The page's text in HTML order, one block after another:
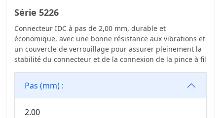
Série 5226
Connecteur IDC à pas de 2,00 mm, durable et
économique, avec une bonne résistance aux vibrations et
un couvercle de verrouillage pour assurer pleinement la
stabilité du connecteur et de la connexion de la pince à fil
Pas (mm) :
2.00